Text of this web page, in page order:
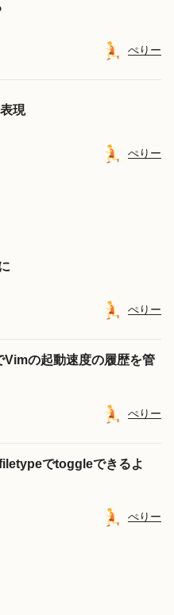
ぺりー
現
ぺりー
ぺりー
の起動速度の履歴を管
ぺりー
でtoggleできるよ
ぺりー